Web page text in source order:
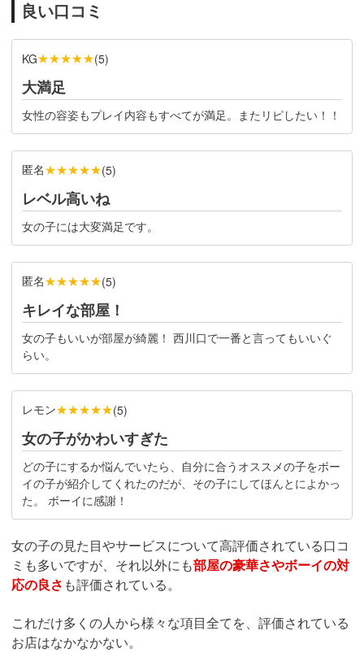
良い口コミ
KG★★★★★(5)
大満足
女性の容姿もプレイ内容もすべてが満足。またリピしたい！！
匿名★★★★★(5)
レベル高いね
女の子には大変満足です。
匿名★★★★★(5)
キレイな部屋！
女の子もいいが部屋が綺麗！ 西川口で一番と言ってもいいぐ
らい。
レモン★★★★★(5)
女の子がかわいすぎた
どの子にするか悩んでいたら、自分に合うオススメの子をボー
イの子が紹介してくれたのだが、その子にしてほんとによかっ
た。 ボーイに感謝！
女の子の見た目やサービスについて高評価されている口コ
ミも多いですが、それ以外にも部屋の豪華さやボーイの対
応の良さ も評価されている。
これだけ多くの人から様々な項目全てを、評価されている
お店はなかなかない。